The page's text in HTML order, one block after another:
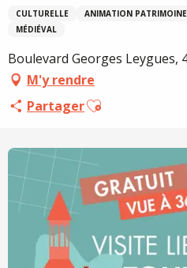
CULTURELLE ANIMATION PATRIMOINE
MÉDIÉVAL
Boulevard Georges Leygues,
M'y rendre
PartagerAjouter aux